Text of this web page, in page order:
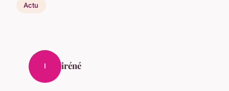
Actu
I iréné